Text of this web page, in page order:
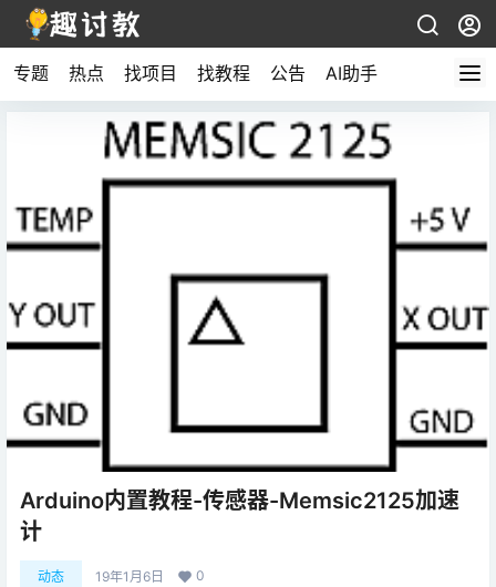
专题 热点 找项目 找教程 公告 AI助手
Arduino内置教程-传感器-Memsic2125加速
计
动态 19年1月6日 0